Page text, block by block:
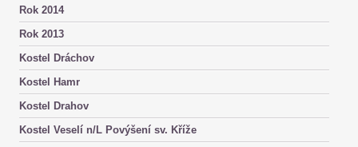
Rok 2014
Rok 2013
Kostel Dráchov
Kostel Hamr
Kostel Drahov
Kostel Veselí n/L Povýšení sv. Kříže